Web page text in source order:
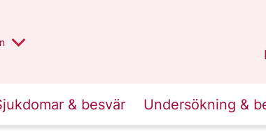
region
& besvär Undersökning &